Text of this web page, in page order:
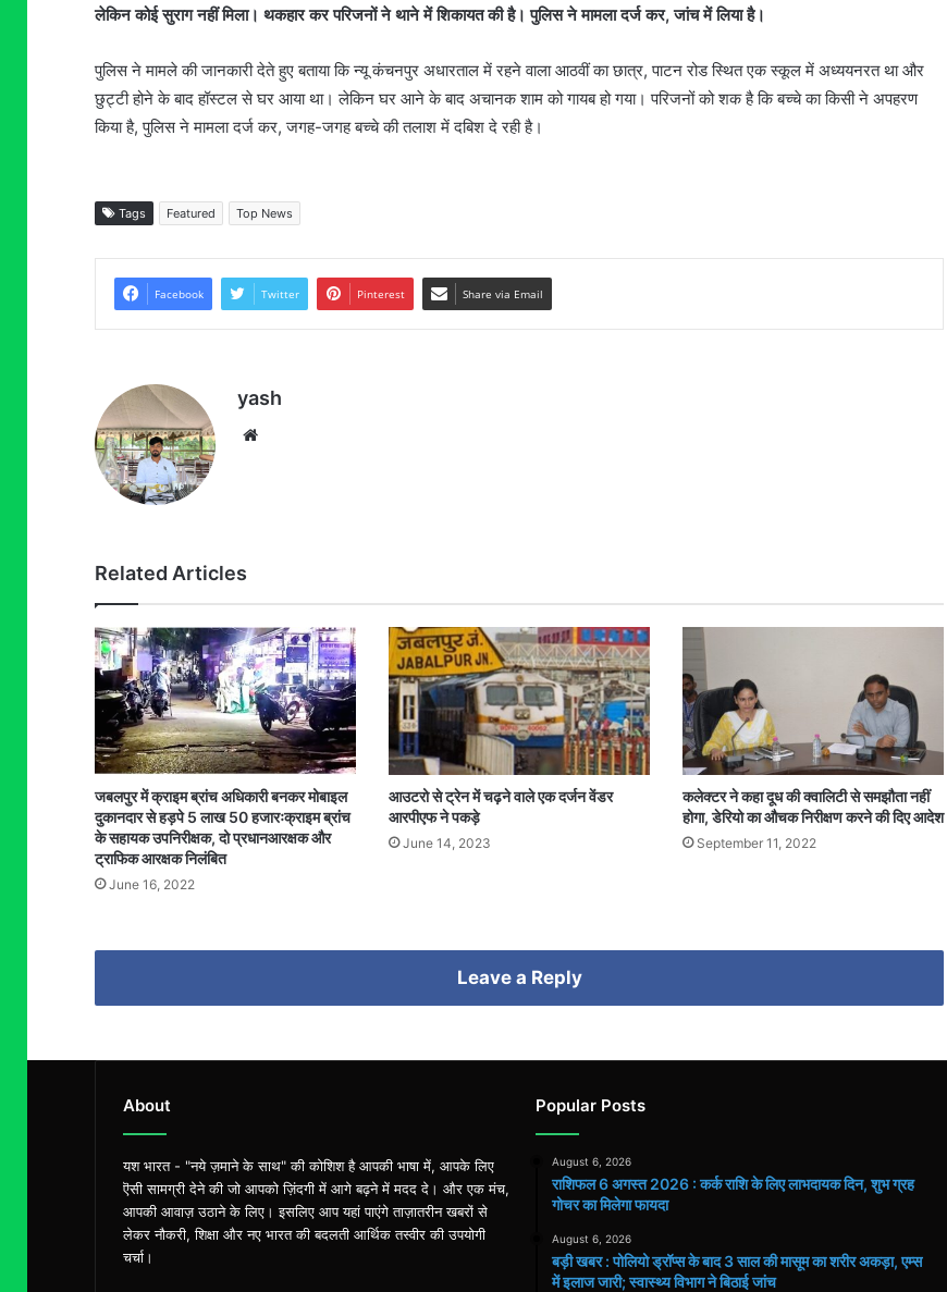
लेकिन कोई सुराग नहीं मिला। थकहार कर परिजनों ने थाने में शिकायत की है। पुलिस ने मामला दर्ज कर, जांच में लिया है।
पुलिस ने मामले की जानकारी देते हुए बताया कि न्यू कंचनपुर अधारताल में रहने वाला आठवीं का छात्र, पाटन रोड स्थित एक स्कूल में अध्ययनरत था और
छुट्टी होने के बाद हॉस्टल से घर आया था। लेकिन घर आने के बाद अचानक शाम को गायब हो गया। परिजनों को शक है कि बच्चे का किसी ने अपहरण
किया है, पुलिस ने मामला दर्ज कर, जगह-जगह बच्चे की तलाश में दबिश दे रही है।
Tags Featured Top News
Facebook Twitter Pinterest Share via Email
yash
Website
Related Articles
जबलपुर में क्राइम ब्रांच अधिकारी बनकर मोबाइल
दुकानदार से हड़पे 5 लाख 50 हजारःक्राइम ब्रांच
के सहायक उपनिरीक्षक, दो प्रधानआरक्षक और
ट्राफिक आरक्षक निलंबित
June 16, 2022
आउटरो से ट्रेन में चढ़ने वाले एक दर्जन वेंडर
आरपीएफ ने पकड़े
June 14, 2023
कलेक्टर ने कहा दूध की क्वालिटी से समझौता नहीं
होगा, डेरियो का औचक निरीक्षण करने की दिए आदेश
September 11, 2022
Leave a Reply
About
यश भारत - "नये ज़माने के साथ" की कोशिश है आपकी भाषा में, आपके लिए
ऎसी सामग्री देने की जो आपको ज़िंदगी में आगे बढ़ने में मदद दे। और एक मंच,
आपकी आवाज़ उठाने के लिए। इसलिए आप यहां पाएंगे ताज़ातरीन खबरों से
लेकर नौकरी, शिक्षा और नए भारत की बदलती आर्थिक तस्वीर की उपयोगी
चर्चा।
Popular Posts
August 6, 2026
राशिफल 6 अगस्त 2026 : कर्क राशि के लिए लाभदायक दिन, शुभ ग्रह
गोचर का मिलेगा फायदा
August 6, 2026
बड़ी खबर : पोलियो ड्रॉप्स के बाद 3 साल की मासूम का शरीर अकड़ा, एम्स
में इलाज जारी; स्वास्थ्य विभाग ने बिठाई जांच